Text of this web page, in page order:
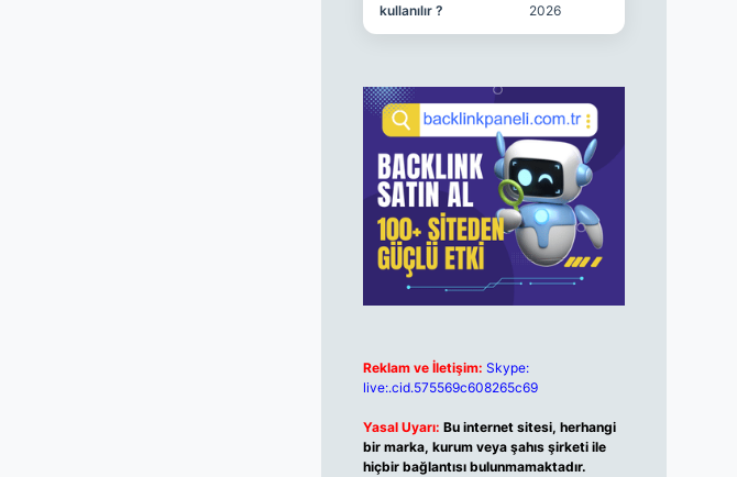
kullanılır ?
2026
Reklam ve İletişim: Skype:
live:.cid.575569c608265c69
Yasal Uyarı: Bu internet sitesi, herhangi
bir marka, kurum veya şahıs şirketi ile
hiçbir bağlantısı bulunmamaktadır.